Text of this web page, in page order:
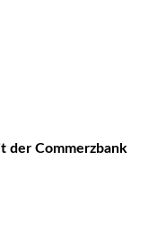
der Commerzbank